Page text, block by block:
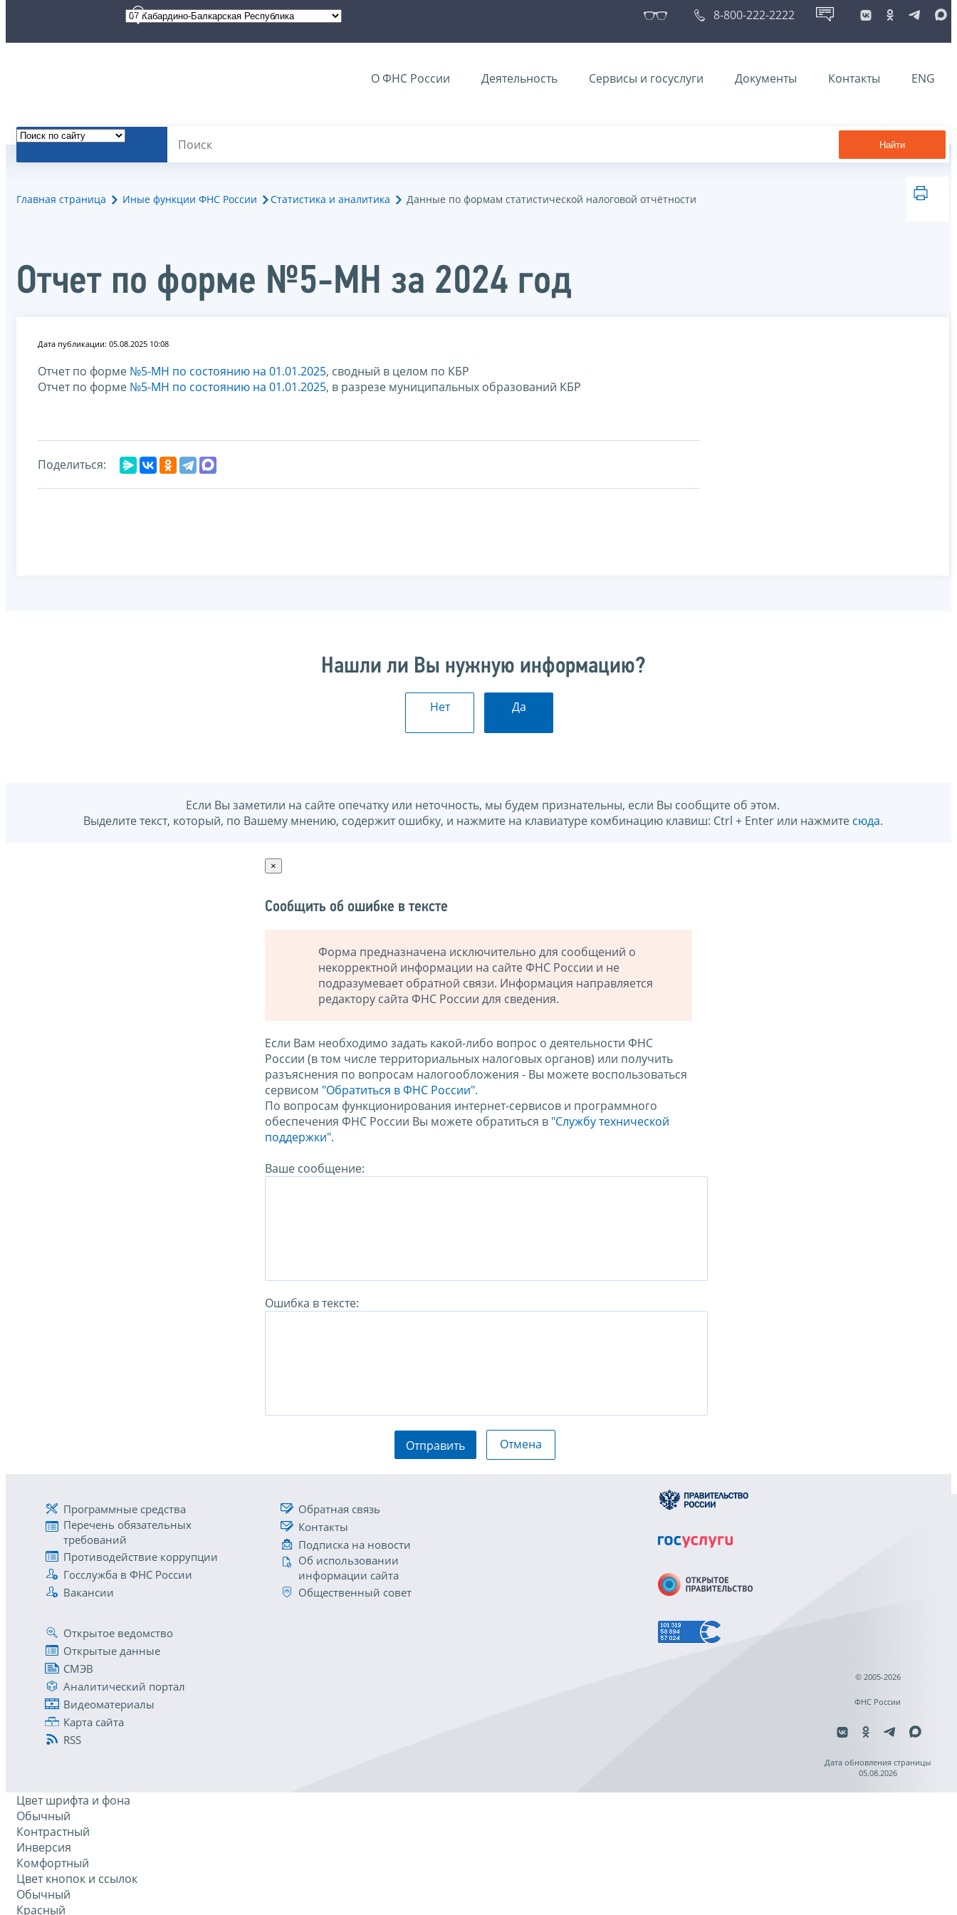
8-800-222-2222
О ФНС России Деятельность Сервисы и госуслуги Документы Контакты ENG
Найти
Главная страница Иные функции ФНС России Статистика и аналитика Данные по формам статистической налоговой отчётности
Отчет по форме №5-МН за 2024 год
Дата публикации: 05.08.2025 10:08
Отчет по форме №5-МН по состоянию на 01.01.2025, сводный в целом по КБР
Отчет по форме №5-МН по состоянию на 01.01.2025, в разрезе муниципальных образований КБР
Поделиться:
Нашли ли Вы нужную информацию?
Нет Да
Если Вы заметили на сайте опечатку или неточность, мы будем признательны, если Вы сообщите об этом.
Выделите текст, который, по Вашему мнению, содержит ошибку, и нажмите на клавиатуре комбинацию клавиш: Ctrl + Enter или нажмите сюда.
×
Сообщить об ошибке в тексте
Форма предназначена исключительно для сообщений о
некорректной информации на сайте ФНС России и не
подразумевает обратной связи. Информация направляется
редактору сайта ФНС России для сведения.
Если Вам необходимо задать какой-либо вопрос о деятельности ФНС
России (в том числе территориальных налоговых органов) или получить
разъяснения по вопросам налогообложения - Вы можете воспользоваться
сервисом "Обратиться в ФНС России".
По вопросам функционирования интернет-сервисов и программного
обеспечения ФНС России Вы можете обратиться в "Службу технической
поддержки".
Ваше сообщение:
Ошибка в тексте:
Отправить Отмена
Программные средства
Перечень обязательных
требований
Противодействие коррупции
Госслужба в ФНС России
Вакансии
Обратная связь
Контакты
Подписка на новости
Об использовании
информации сайта
Общественный совет
Открытое ведомство
Открытые данные
СМЭВ
Аналитический портал
Видеоматериалы
Карта сайта
RSS
© 2005-2026
ФНС России
Дата обновления страницы
05.08.2026
Цвет шрифта и фона
Обычный
Контрастный
Инверсия
Комфортный
Цвет кнопок и ссылок
Обычный
Красный